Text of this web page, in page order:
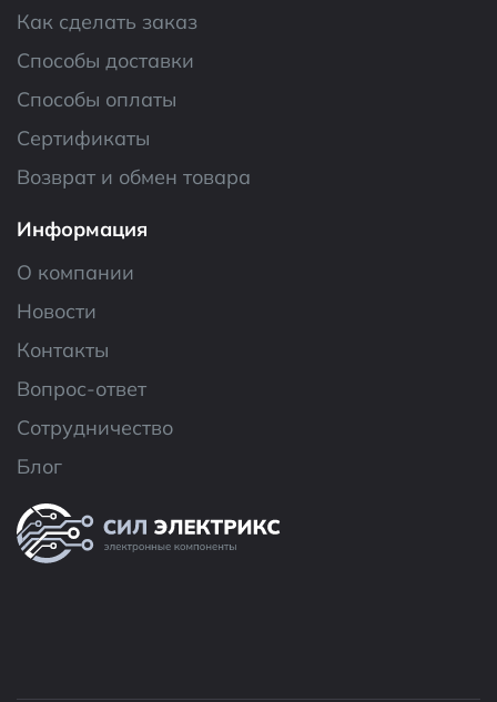
Как сделать заказ
Способы доставки
Способы оплаты
Сертификаты
Возврат и обмен товара
Информация
О компании
Новости
Контакты
Вопрос-ответ
Сотрудничество
Блог